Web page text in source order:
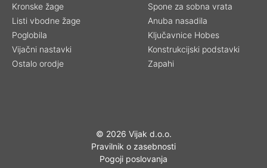
Kronske žage
Listi vbodne žage
Poglobila
Vijačni nastavki
Ostalo orodje
Spone za sobna vrata
Anuba nasadila
Ključavnice Hobes
Konstrukcijski podstavki
Zapahi
© 2026 Vijak d.o.o.
Pravilnik o zasebnosti
Pogoji poslovanja